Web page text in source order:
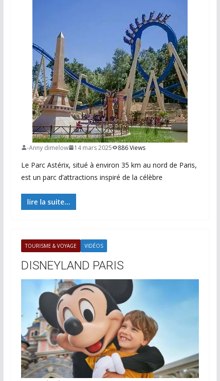
-Anny dimelow 14 mars 2025 886 Views
Le Parc Astérix, situé à environ 35 km au nord de Paris,
est un parc d’attractions inspiré de la célèbre
lire la suite...
TOURISME & VOYAGE VIDÉOS
DISNEYLAND PARIS